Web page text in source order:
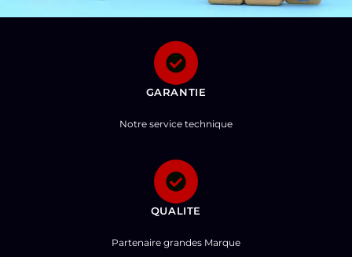
GARANTIE
Notre service technique
QUALITE
Partenaire grandes Marque